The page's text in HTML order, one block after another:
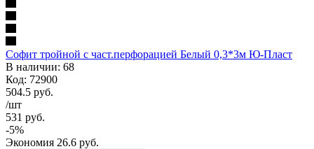
Софит тройной с част.перфорацией Белый 0,3*3м Ю-Пласт
В наличии: 68
Код: 72900
504.5 руб.
/шт
531 руб.
-5%
Экономия 26.6 руб.